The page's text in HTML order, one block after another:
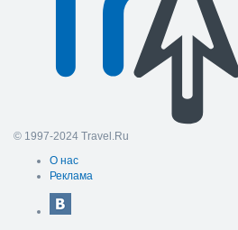
© 1997-2024 Travel.Ru
О нас
Реклама